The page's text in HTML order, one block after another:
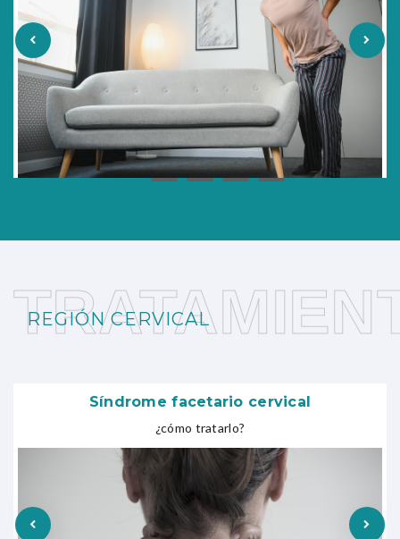
REGIÓN CERVICAL
Síndrome facetario cervical
¿cómo tratarlo?